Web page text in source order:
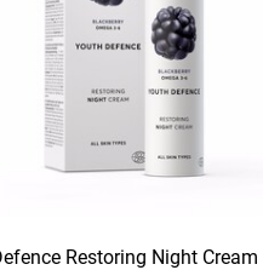
Restoring Night